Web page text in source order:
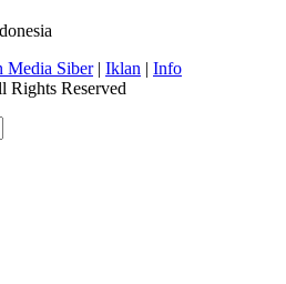
Media Siber| Iklan | Info
Reserved